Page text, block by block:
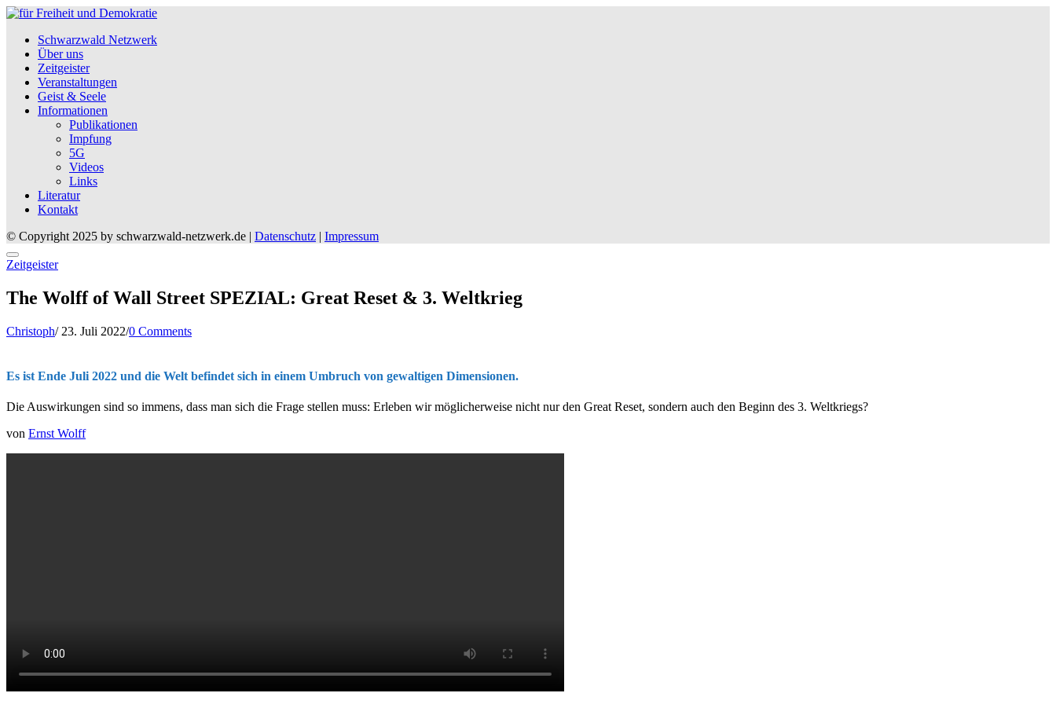
Schwarzwald Netzwerk
Über uns
Zeitgeister
Veranstaltungen
Geist & Seele
Informationen
Publikationen
Impfung
5G
Videos
Links
Literatur
Kontakt
© Copyright 2025 by schwarzwald-netzwerk.de | Datenschutz | Impressum
Posted
Zeitgeister
The Wolff of Wall Street SPEZIAL: Great Reset & 3. Weltkrieg
Christoph/Posted
23. Juli 2022/0 Comments
Es ist Ende Juli 2022 und die Welt befindet sich in einem Umbruch von gewaltigen Dimensionen.
Die Auswirkungen sind so immens, dass man sich die Frage stellen muss: Erleben wir möglicherweise nicht nur den Great Reset, sondern auch den Beginn des 3. Weltkriegs?
von Ernst Wolff